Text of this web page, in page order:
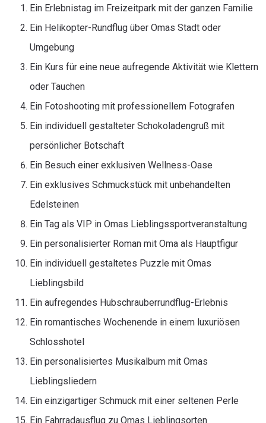
Ein Erlebnistag im Freizeitpark mit der ganzen Familie
Ein Helikopter-Rundflug über Omas Stadt oder
Umgebung
Ein Kurs für eine neue aufregende Aktivität wie Klettern
oder Tauchen
Ein Fotoshooting mit professionellem Fotografen
Ein individuell gestalteter Schokoladengruß mit
persönlicher Botschaft
Ein Besuch einer exklusiven Wellness-Oase
Ein exklusives Schmuckstück mit unbehandelten
Edelsteinen
Ein Tag als VIP in Omas Lieblingssportveranstaltung
Ein personalisierter Roman mit Oma als Hauptfigur
Ein individuell gestaltetes Puzzle mit Omas
Lieblingsbild
Ein aufregendes Hubschrauberrundflug-Erlebnis
Ein romantisches Wochenende in einem luxuriösen
Schlosshotel
Ein personalisiertes Musikalbum mit Omas
Lieblingsliedern
Ein einzigartiger Schmuck mit einer seltenen Perle
Ein Fahrradausflug zu Omas Lieblingsorten